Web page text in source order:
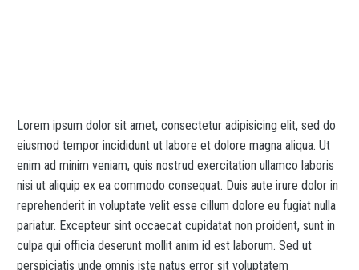
Lorem ipsum dolor sit amet, consectetur adipisicing elit, sed do
eiusmod tempor incididunt ut labore et dolore magna aliqua. Ut
enim ad minim veniam, quis nostrud exercitation ullamco laboris
nisi ut aliquip ex ea commodo consequat. Duis aute irure dolor in
reprehenderit in voluptate velit esse cillum dolore eu fugiat nulla
pariatur. Excepteur sint occaecat cupidatat non proident, sunt in
culpa qui officia deserunt mollit anim id est laborum. Sed ut
perspiciatis unde omnis iste natus error sit voluptatem